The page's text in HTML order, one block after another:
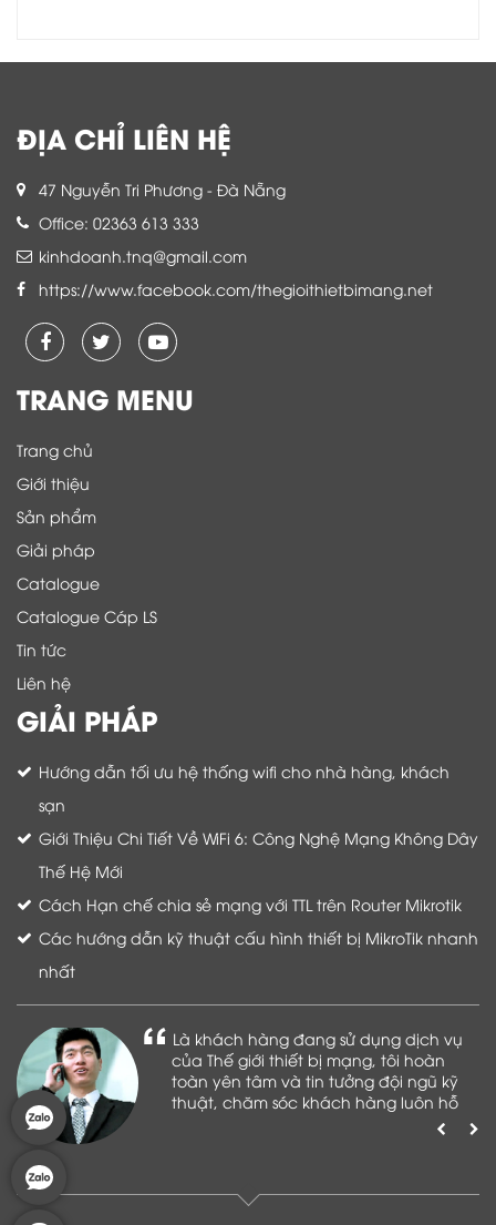
ĐỊA CHỈ LIÊN HỆ
47 Nguyễn Tri Phương - Đà Nẵng
Office: 02363 613 333
kinhdoanh.tnq@gmail.com
https://www.facebook.com/thegioithietbimang.net
TRANG MENU
Trang chủ
Giới thiệu
Sản phẩm
Giải pháp
Catalogue
Catalogue Cáp LS
Tin tức
Liên hệ
GIẢI PHÁP
Hướng dẫn tối ưu hệ thống wifi cho nhà hàng, khách
sạn
Giới Thiệu Chi Tiết Về WiFi 6: Công Nghệ Mạng Không Dây
Thế Hệ Mới
Cách Hạn chế chia sẻ mạng với TTL trên Router Mikrotik
Các hướng dẫn kỹ thuật cấu hình thiết bị MikroTik nhanh
nhất
Là khách hàng đang sử dụng dịch vụ
của Thế giới thiết bị mạng, tôi hoàn
toàn yên tâm và tin tưởng đội ngũ kỹ
thuật, chăm sóc khách hàng luôn hỗ